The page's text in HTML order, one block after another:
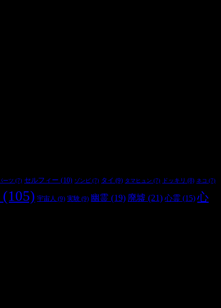
ーツ (7) セルフィー (10) ゾンビ (7) タイ (9) タマヒュン (7) ドッキリ (8) ネコ (7)
(105) 宇宙人 (9) 実験 (9) 幽霊 (19) 廃墟 (21) 心霊 (15) 心